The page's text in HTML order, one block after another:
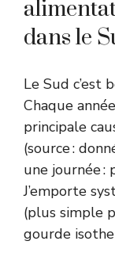
dans le
Le Sud c’est
Chaque
principale
(source :
une journée :
J’emporte
(plus simple
gourde